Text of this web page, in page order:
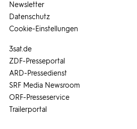
3sat.de
ZDF-Presseportal
ARD-Pressedienst
SRF Media Newsroom
ORF-Presseservice
Trailerportal
Newsletter
Datenschutz
Cookie-Einstellungen